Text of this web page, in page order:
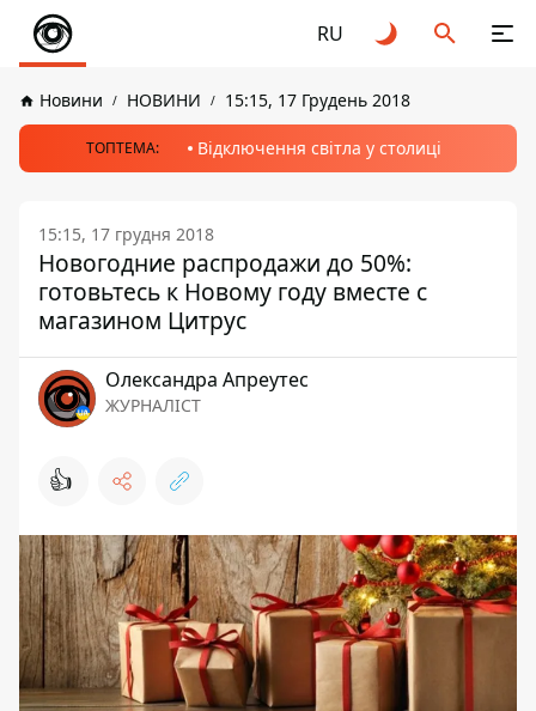
RU
Новини НОВИНИ 15:15, 17 Грудень 2018
ТОПТЕМА: Відключення світла у столиці
15:15, 17 грудня 2018
Новогодние распродажи до 50%:
готовьтесь к Новому году вместе с
магазином Цитрус
Олександра Апреутес
ЖУРНАЛІСТ
👍